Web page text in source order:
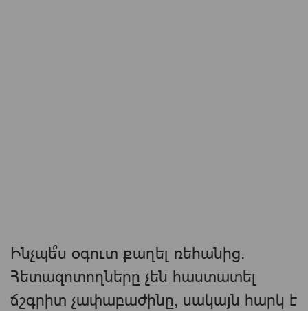
Ինչպե՞ս օգուտ քաղել ռեհանից.
Հետազոտողները չեն հաստատել
ճշգրիտ չափաբաժինը, սակայն հարկ է